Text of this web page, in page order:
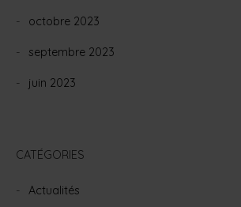
octobre 2023
septembre 2023
juin 2023
CATÉGORIES
Actualités